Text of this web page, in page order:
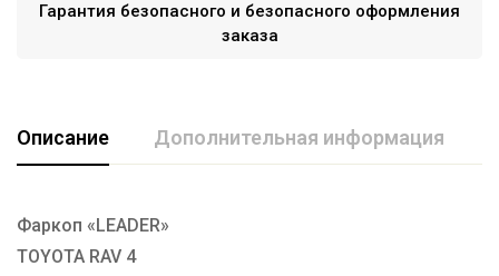
Гарантия безопасного и безопасного оформления
заказа
Описание Дополнительная информация
Фаркоп «LEADER»
TOYOTA RAV 4
Марка авто
TOYOTA
Производитель